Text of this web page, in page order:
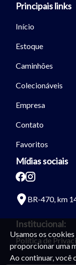
Usamos os
proporcionar uma
Ao continuar, você
Principais links
Início
Estoque
Caminhões
Colecionáveis
Empresa
Contato
Favoritos
Mídias sociais
BR-470, km
Institucional:
Política de